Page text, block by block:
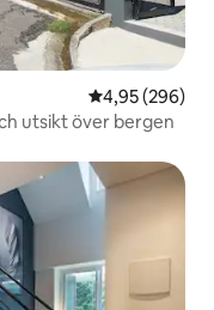
4,95 av 5 i
4,95 (296)
utsikt över bergen